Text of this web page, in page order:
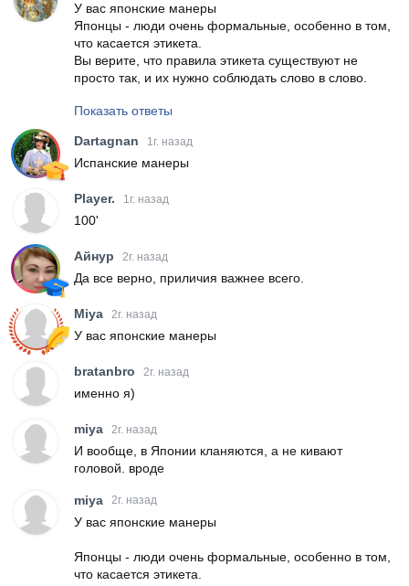
У вас японские манеры
Японцы - люди очень формальные, особенно в том,
что касается этикета.
Вы верите, что правила этикета существуют не
просто так, и их нужно соблюдать слово в слово.
Показать ответы
Dartagnan 1г. назад
Испанские манеры
Player. 1г. назад
100'
Айнур 2г. назад
Да все верно, приличия важнее всего.
Miya 2г. назад
У вас японские манеры
bratanbro 2г. назад
именно я)
miya 2г. назад
И вообще, в Японии кланяются, а не кивают
головой. вроде
miya 2г. назад
У вас японские манеры
Японцы - люди очень формальные, особенно в том,
что касается этикета.